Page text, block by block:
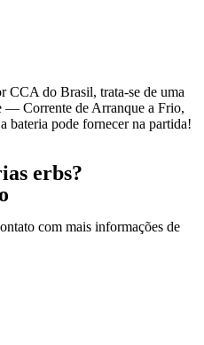
CCA do Brasil, trata-se de uma
— Corrente de Arranque a Frio,
bateria pode fornecer na partida!
erbs?
com mais informações de